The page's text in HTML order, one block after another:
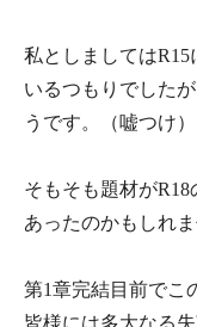
私としましては
いるつもりでした
うです。（嘘つけ）
そもそも題材が
あったのかもしれま
第1章完結目前でこ
皆様には多大なる